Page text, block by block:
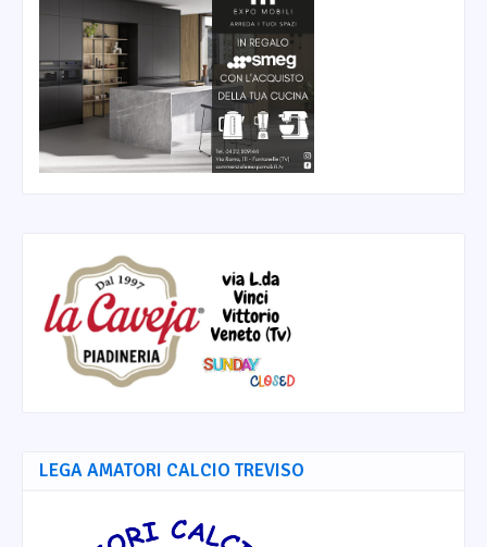
LEGA AMATORI CALCIO TREVISO